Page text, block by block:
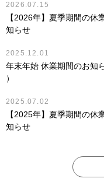
2026.07.15
【2026年】夏季期間の休
知らせ
2025.12.01
年末年始 休業期間のお知
）
2025.07.02
【2025年】夏季期間の休
知らせ